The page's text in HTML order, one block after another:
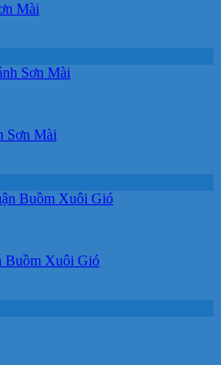
Mài
Sơn Mài
Buồm Xuôi Gió